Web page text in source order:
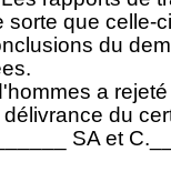
que celle-
du
a
du
SA et